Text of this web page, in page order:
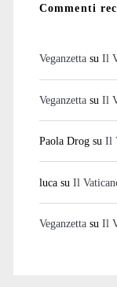
Commenti
Veganzettasu Il
Veganzettasu Il
Paola Drogsu Il
lucasu Il
Veganzettasu Il